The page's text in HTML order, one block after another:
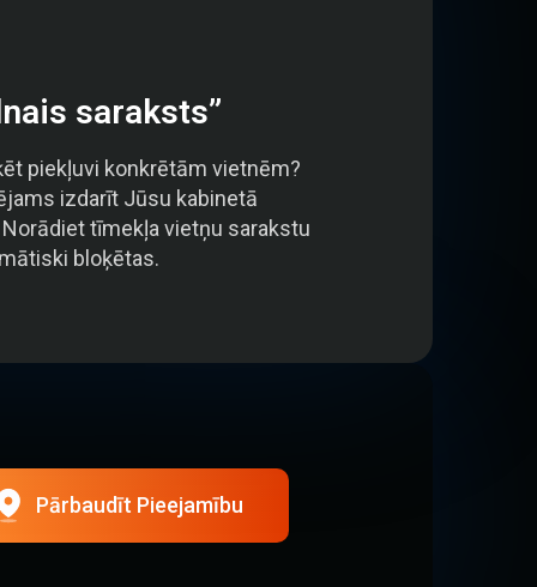
saraksts”
piekļuvi konkrētām vietnēm?
izdarīt Jūsu kabinetā
tīmekļa vietņu sarakstu
bloķētas.
Pārbaudīt Pieejamību